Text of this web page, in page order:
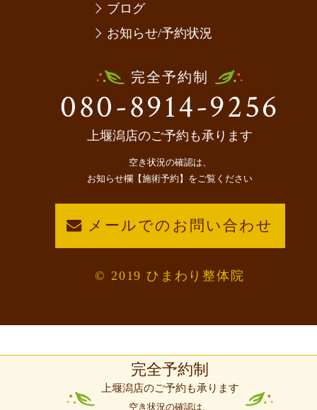
完全予約制
上堰潟店のご予約も承ります
空き状況の確認は、
ブログ
お知らせ/予約状況
完全予約制
080-8914-9256
上堰潟店のご予約も承ります
空き状況の確認は、
お知らせ欄【施術予約】をご覧ください
メールでのお問い合わせ
© 2019 ひまわり整体院